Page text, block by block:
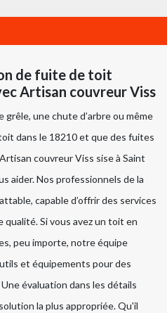
de fuite de toit
Artisan couvreur Viss
une chute d’arbre ou même
dans le 18210 et que des fuites
couvreur Viss sise à Saint
aider. Nos professionnels de la
capable d’offrir des services
Si vous avez un toit en
peu importe, notre équipe
et équipements pour des
évaluation dans les détails
la plus appropriée. Qu'il